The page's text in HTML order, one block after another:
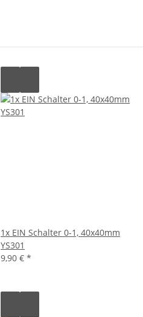
1x EIN Schalter 0-1, 40x40mm
YS301
9,90 € *